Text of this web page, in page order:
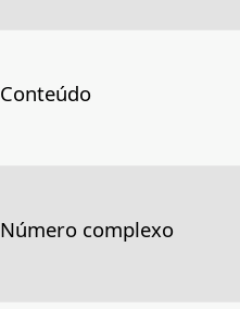
Conteúdo
Número complexo